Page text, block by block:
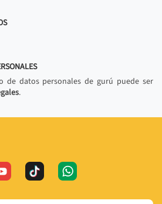
de datos personales de gurú puede ser
.